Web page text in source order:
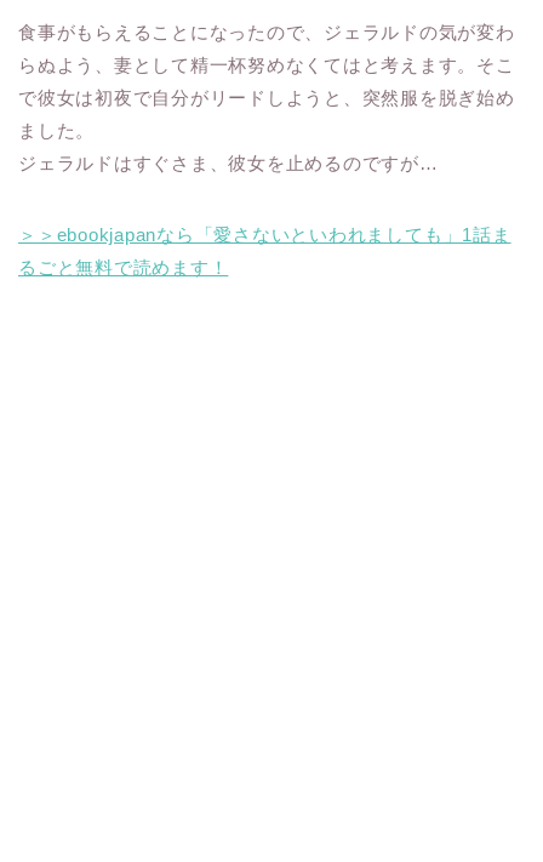
食事がもらえることになったので、ジェラルドの気が変わ
らぬよう、妻として精一杯努めなくてはと考えます。そこ
で彼女は初夜で自分がリードしようと、突然服を脱ぎ始め
ました。
ジェラルドはすぐさま、彼女を止めるのですが…
＞＞ebookjapanなら「愛さないといわれましても」1話ま
るごと無料で読めます！